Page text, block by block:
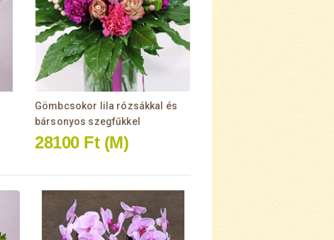
Gömbcsokor lila rózsákkal és
bársonyos szegfűkkel
28100 Ft (M)